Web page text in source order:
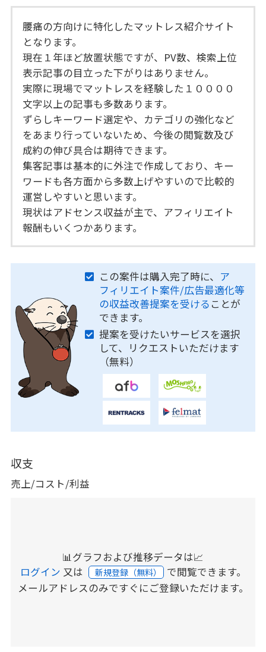
腰痛の方向けに特化したマットレス紹介サイト
となります。
現在１年ほど放置状態ですが、PV数、検索上位
表示記事の目立った下がりはありません。
実際に現場でマットレスを経験した１００００
文字以上の記事も多数あります。
ずらしキーワード選定や、カテゴリの強化など
をあまり行っていないため、今後の閲覧数及び
成約の伸び具合は期待できます。
集客記事は基本的に外注で作成しており、キー
ワードも各方面から多数上げやすいので比較的
運営しやすいと思います。
現状はアドセンス収益が主で、アフィリエイト
報酬もいくつかあります。
この案件は購入完了時に、 ア
フィリエイト案件/広告最適化等
の収益改善提案を受ける ことが
できます。
提案を受けたいサービスを選択
して、リクエストいただけます
（無料）
収支
売上/コスト/利益
📊グラフおよび推移データは📈
ログイン 又は 新規登録（無料） で閲覧できます。
メールアドレスのみですぐにご登録いただけます。